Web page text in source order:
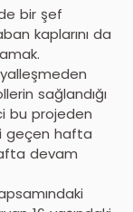
bir şef
kaplarını da
sağlandığı
bu projeden
geçen hafta
devam